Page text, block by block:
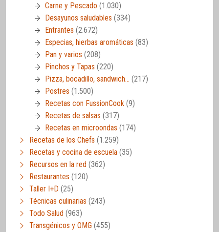
Carne y Pescado (1.030)
Desayunos saludables (334)
Entrantes (2.672)
Especias, hierbas aromáticas (83)
Pan y varios (208)
Pinchos y Tapas (220)
Pizza, bocadillo, sandwich… (217)
Postres (1.500)
Recetas con FussionCook (9)
Recetas de salsas (317)
Recetas en microondas (174)
Recetas de los Chefs (1.259)
Recetas y cocina de escuela (35)
Recursos en la red (362)
Restaurantes (120)
Taller I+D (25)
Técnicas culinarias (243)
Todo Salud (963)
Transgénicos y OMG (455)